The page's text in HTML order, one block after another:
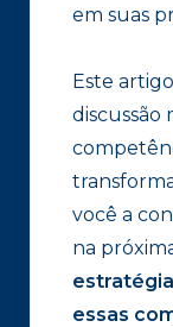
em suas
Este
discussão
você a
na
essas